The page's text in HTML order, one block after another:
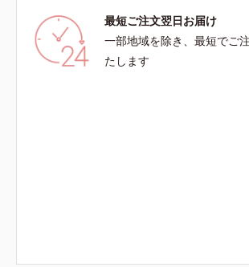
最短ご注文翌日お届け
一部地域を除き、最短でご
たします